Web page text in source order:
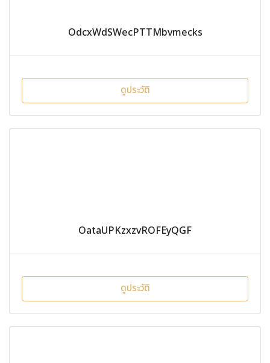
OdcxWdSWecPTTMbvmecks
ดูประวัติ
OataUPKzxzvROFEyQGF
ดูประวัติ